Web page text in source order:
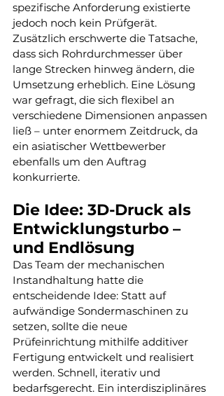
spezifische Anforderung existierte
jedoch noch kein Prüfgerät.
Zusätzlich erschwerte die Tatsache,
dass sich Rohrdurchmesser über
lange Strecken hinweg ändern, die
Umsetzung erheblich. Eine Lösung
war gefragt, die sich flexibel an
verschiedene Dimensionen anpassen
ließ – unter enormem Zeitdruck, da
ein asiatischer Wettbewerber
ebenfalls um den Auftrag
konkurrierte.
Die Idee: 3D-Druck als
Entwicklungsturbo –
und Endlösung
Das Team der mechanischen
Instandhaltung hatte die
entscheidende Idee: Statt auf
aufwändige Sondermaschinen zu
setzen, sollte die neue
Prüfeinrichtung mithilfe additiver
Fertigung entwickelt und realisiert
werden. Schnell, iterativ und
bedarfsgerecht. Ein interdisziplinäres